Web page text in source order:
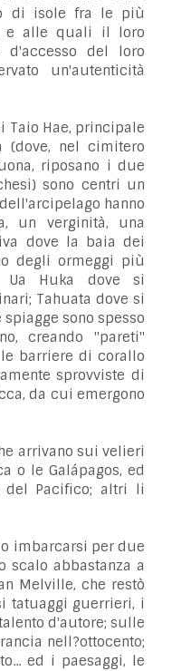
di isole fra le più
e alle quali il loro
d'accesso del loro
un'autenticità
Taio Hae, principale
(dove, nel cimitero
riposano i due
sono centri un
hanno
un verginità, una
dove la baia dei
degli ormeggi più
Huka dove si
Tahuata dove si
sono spesso
creando "pareti"
barriere di corallo
sprovviste di
da cui emergono
arrivano sui velieri
o le Galápagos, ed
del Pacifico; altri li
imbarcarsi per due
scalo abbastanza a
Melville, che restò
tatuaggi guerrieri, i
d'autore; sulle
nell?ottocento;
ed i paesaggi, le